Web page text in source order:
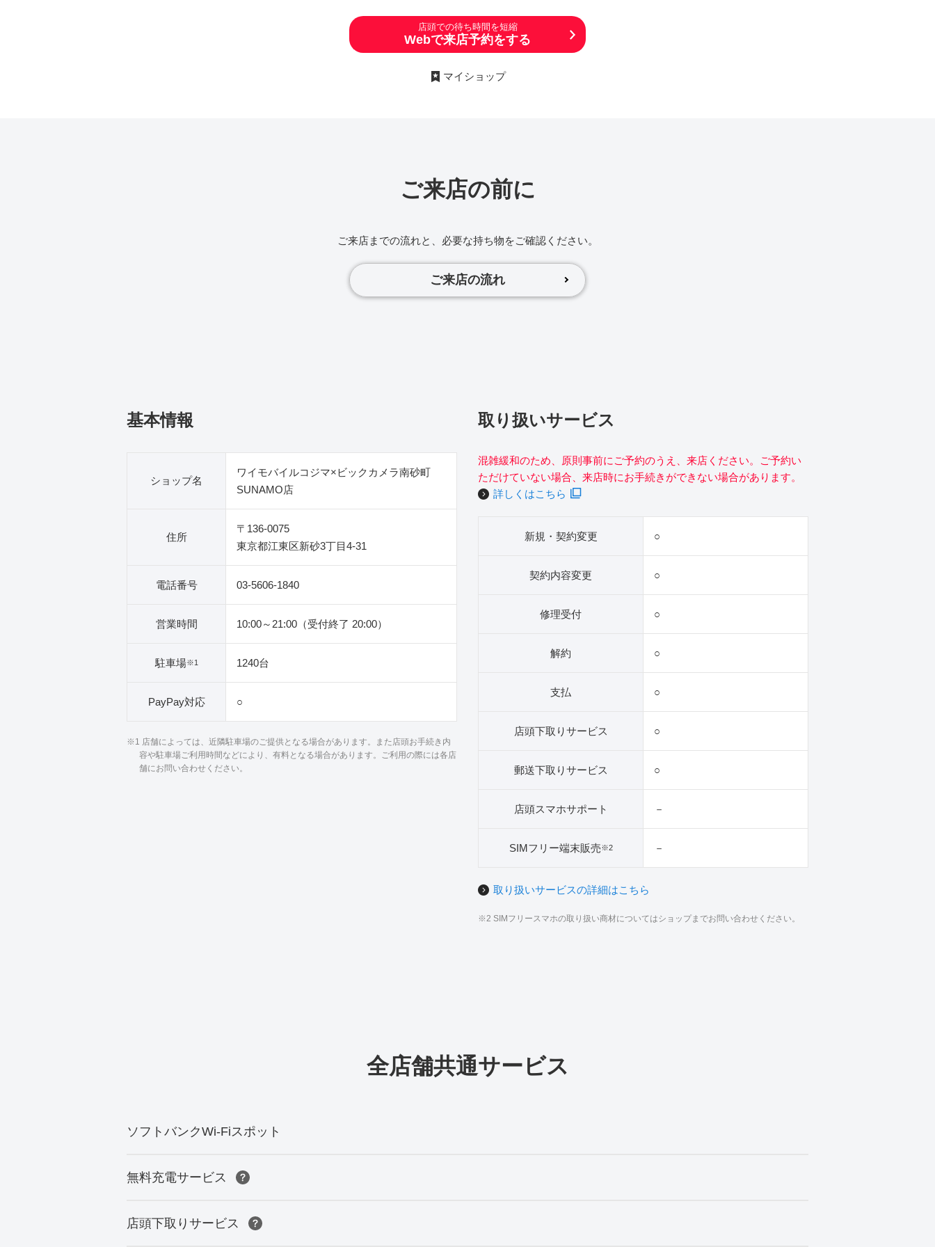
店頭での待ち時間を短縮
Webで来店予約をする
マイショップ
ご来店の前に
ご来店までの流れと、必要な持ち物をご確認ください。
ご来店の流れ
基本情報
ショップ名
ワイモバイルコジマ×ビックカメラ南砂町
SUNAMO店
住所
〒136-0075
東京都江東区新砂3丁目4‐31
電話番号 03-5606-1840
営業時間 10:00～21:00（受付終了 20:00）
駐車場※1 1240台
PayPay対応 ○
※1 店舗によっては、近隣駐車場のご提供となる場合があります。また店頭お手続き内
容や駐車場ご利用時間などにより、有料となる場合があります。ご利用の際には各店
舗にお問い合わせください。
取り扱いサービス
混雑緩和のため、原則事前にご予約のうえ、来店ください。ご予約い
ただけていない場合、来店時にお手続きができない場合があります。
詳しくはこちら
新規・契約変更 ○
契約内容変更 ○
修理受付 ○
解約 ○
支払 ○
店頭下取りサービス ○
郵送下取りサービス ○
店頭スマホサポート －
SIMフリー端末販売※2 －
取り扱いサービスの詳細はこちら
※2 SIMフリースマホの取り扱い商材についてはショップまでお問い合わせください。
全店舗共通サービス
ソフトバンクWi-Fiスポット
無料充電サービス
店頭下取りサービス